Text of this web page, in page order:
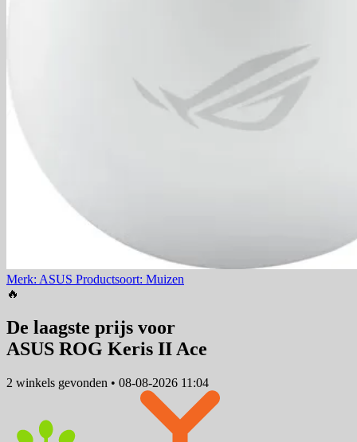
Merk: ASUS Productsoort: Muizen
🔥
De laagste prijs voor
ASUS ROG Keris II Ace
2 winkels gevonden • 08-08-2026 11:04